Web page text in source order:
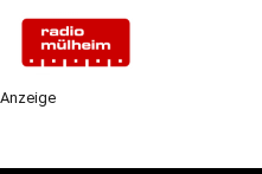
Anzeige